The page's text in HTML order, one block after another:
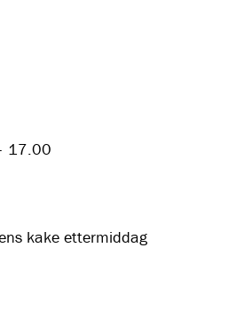
17.00
kake ettermiddag